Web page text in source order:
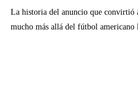
La historia del anuncio que convirtió
mucho más allá del fútbol